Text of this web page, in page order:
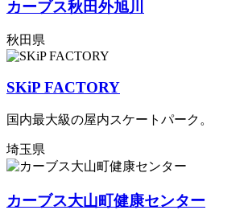
カーブス秋田外旭川
秋田県
SKiP FACTORY
国内最大級の屋内スケートパーク。
埼玉県
カーブス大山町健康センター